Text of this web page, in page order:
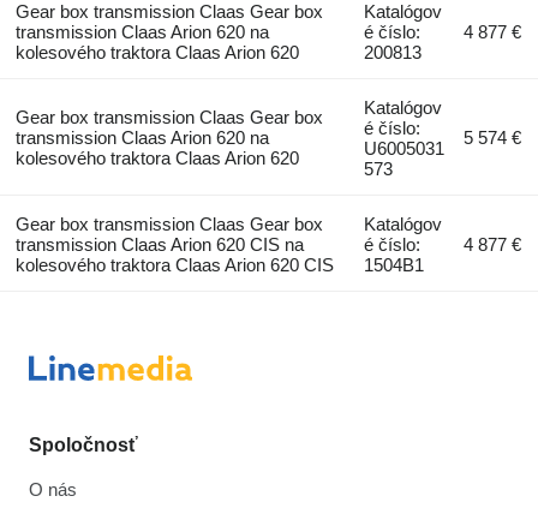
Gear box transmission Claas Gear box
transmission Claas Arion 620 na
kolesového traktora Claas Arion 620
Katalógov
é číslo:
200813
4 877 €
Gear box transmission Claas Gear box
transmission Claas Arion 620 na
kolesového traktora Claas Arion 620
Katalógov
é číslo:
U6005031
573
5 574 €
Gear box transmission Claas Gear box
transmission Claas Arion 620 CIS na
kolesového traktora Claas Arion 620 CIS
Katalógov
é číslo:
1504B1
4 877 €
Spoločnosť
O nás